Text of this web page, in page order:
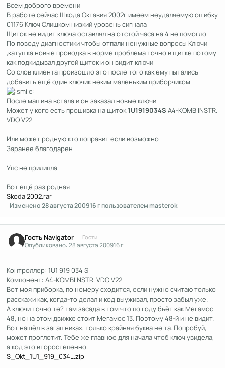
Всем доброго времени
В работе сейчас Шкода Октавия 2002г имеем неудаляемую ошибку
01176 Ключ Слишком низкий уровень сигнала
Щиток не видит ключа оставлял на отстой часа на 4 не помогло
По поводу диагностики чтобы отпали ненужные вопросы Ключи
,катушка новые проводка в норме проблема точно в щитке потому
как подкидывал другой щиток и он видит ключи
Со слов клиента произошло это после того как ему пытались
добавить ещё один ключик неким маленьким приборчиком
После машина встала и он заказал новые ключи
Может у кого есть прошивка на щиток1U1919034S A4-KOMBIINSTR.
VDO V22
Или может родную кто поправит если возможно
Заранее благодарен
Упс не прилипла
Вот ещё раз родная
Skoda 2002.rar
Изменено28 августа 200916 гпользователем masterok
Гость Navigator Гости
Опубликовано:28 августа 200916 г
Контроллер: 1U1 919 034 S
Компонент: A4-KOMBIINSTR. VDO V22
Вот моя приборка, по номеру сходится, если нужно считаю только
расскажи как, когда-то делал и код выуживал, просто забыл уже.
А ключи точно те? там засада в том что по году бьёт как Мегамос
48, но на этом движке стоит Мегамос 13. Поэтому 48-й и не видит.
Вот нашёл в загашниках, только крайняя буква не та. Попробуй,
может проглотит. Тебе же главное для начала чтоб ключ увидела,
а код это второстепенно.
S_Okt_1U1_919_034L.zip